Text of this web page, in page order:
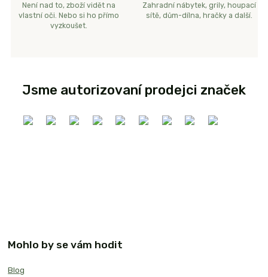
Není nad to, zboží vidět na
vlastní oči. Nebo si ho přímo
vyzkoušet.
Zahradní nábytek, grily, houpací
sítě, dům-dílna, hračky a další.
Jsme autorizovaní prodejci značek
Mohlo by se vám hodit
Blog